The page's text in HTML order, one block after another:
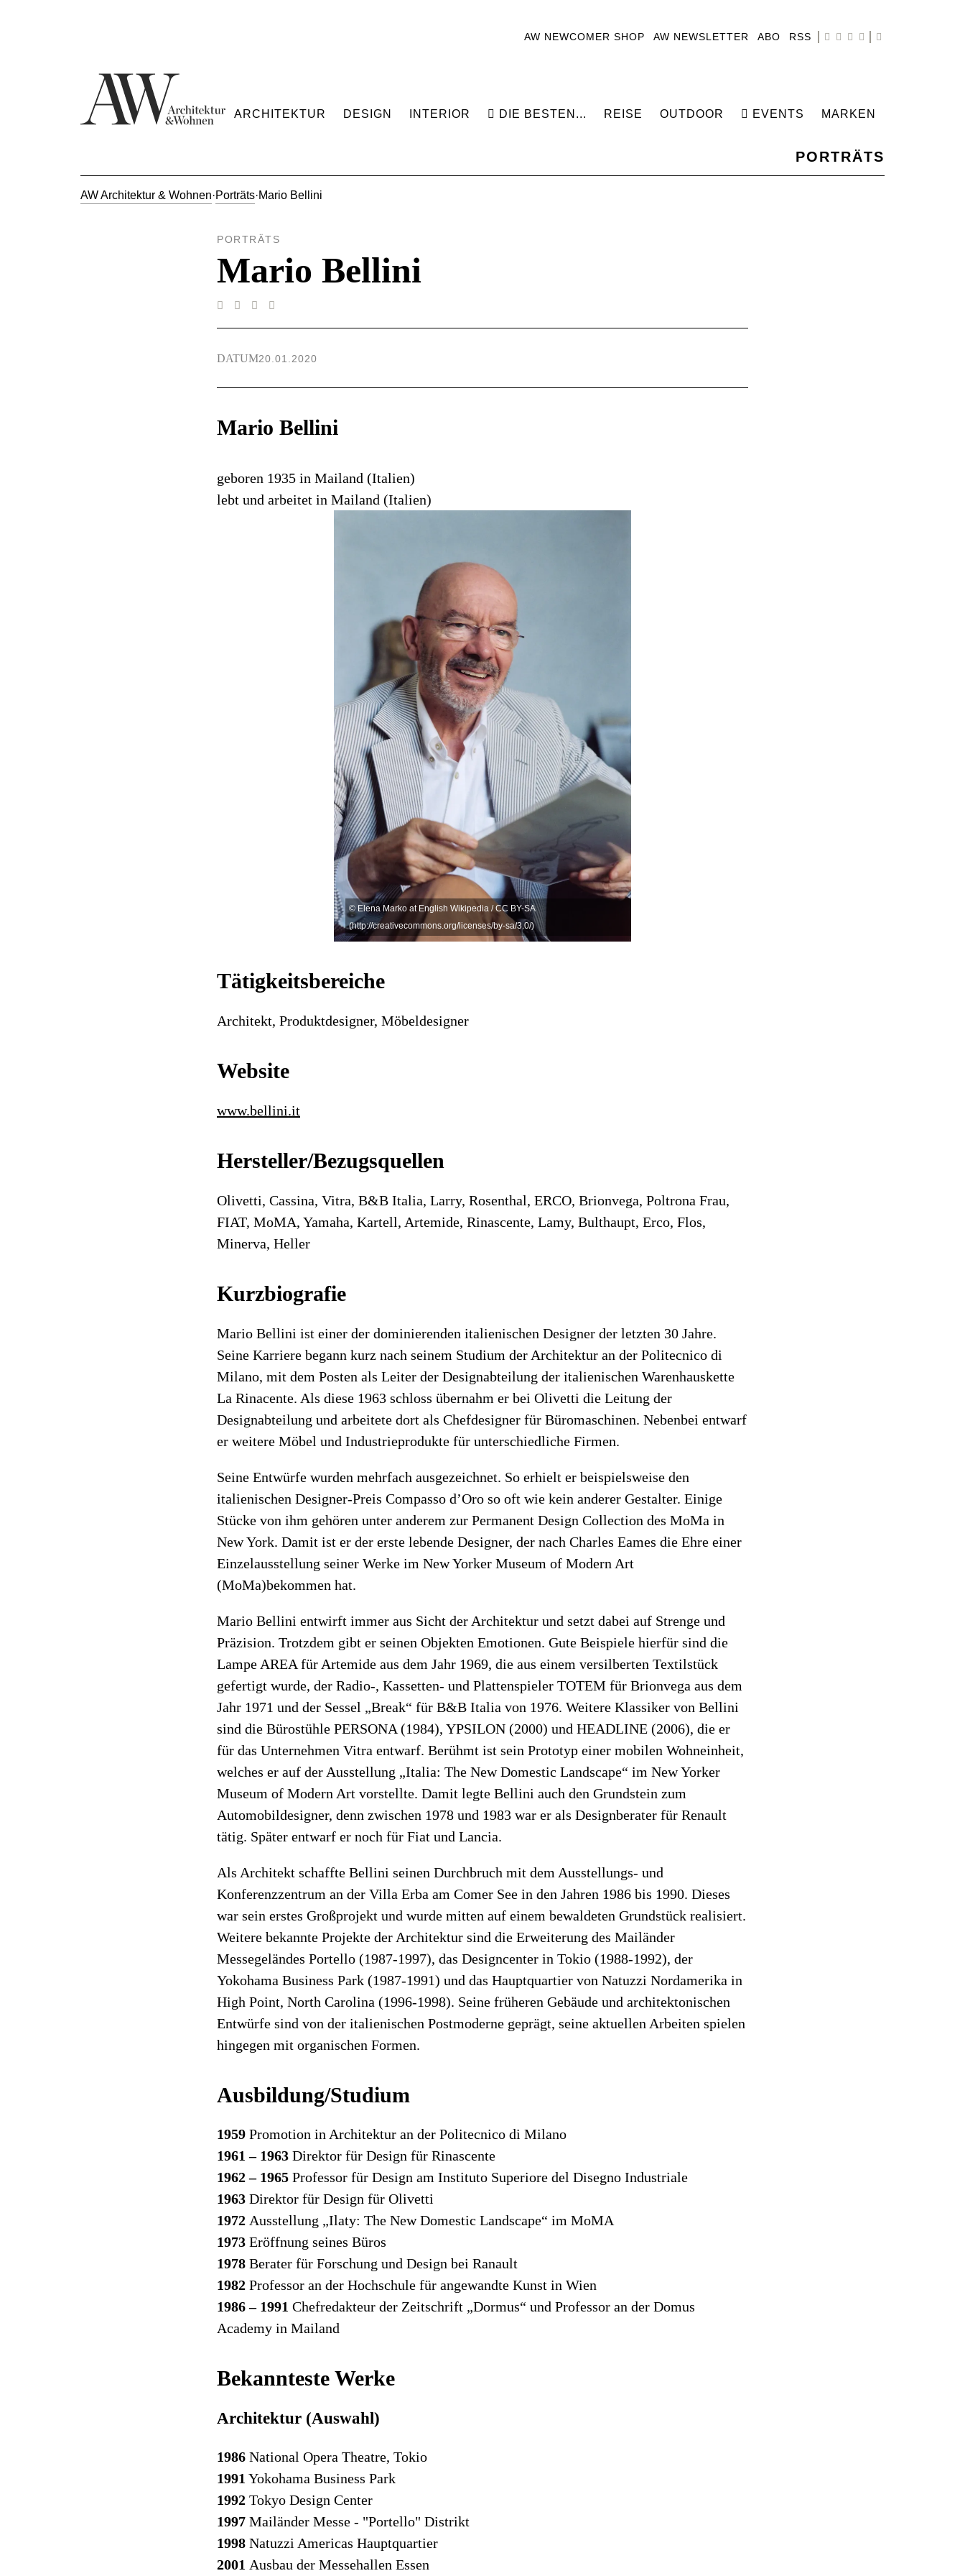
AW NEWCOMER SHOP AW NEWSLETTER ABO RSS
ARCHITEKTUR DESIGN INTERIOR DIE BESTEN... REISE OUTDOOR EVENTS MARKEN
PORTRÄTS
AW Architektur & Wohnen·Porträts·Mario Bellini
PORTRÄTS
Mario Bellini
DATUM20.01.2020
Mario Bellini
© Elena Marko at English Wikipedia / CC BY-SA
(http://creativecommons.org/licenses/by-sa/3.0/)
geboren 1935 in Mailand (Italien)
lebt und arbeitet in Mailand (Italien)
Tätigkeitsbereiche
Architekt, Produktdesigner, Möbeldesigner
Website
www.bellini.it
Hersteller/Bezugsquellen
Olivetti, Cassina, Vitra, B&B Italia, Larry, Rosenthal, ERCO, Brionvega, Poltrona Frau,
FIAT, MoMA, Yamaha, Kartell, Artemide, Rinascente, Lamy, Bulthaupt, Erco, Flos,
Minerva, Heller
Kurzbiografie
Mario Bellini ist einer der dominierenden italienischen Designer der letzten 30 Jahre.
Seine Karriere begann kurz nach seinem Studium der Architektur an der Politecnico di
Milano, mit dem Posten als Leiter der Designabteilung der italienischen Warenhauskette
La Rinacente. Als diese 1963 schloss übernahm er bei Olivetti die Leitung der
Designabteilung und arbeitete dort als Chefdesigner für Büromaschinen. Nebenbei entwarf
er weitere Möbel und Industrieprodukte für unterschiedliche Firmen.
Seine Entwürfe wurden mehrfach ausgezeichnet. So erhielt er beispielsweise den
italienischen Designer-Preis Compasso d’Oro so oft wie kein anderer Gestalter. Einige
Stücke von ihm gehören unter anderem zur Permanent Design Collection des MoMa in
New York. Damit ist er der erste lebende Designer, der nach Charles Eames die Ehre einer
Einzelausstellung seiner Werke im New Yorker Museum of Modern Art
(MoMa)bekommen hat.
Mario Bellini entwirft immer aus Sicht der Architektur und setzt dabei auf Strenge und
Präzision. Trotzdem gibt er seinen Objekten Emotionen. Gute Beispiele hierfür sind die
Lampe AREA für Artemide aus dem Jahr 1969, die aus einem versilberten Textilstück
gefertigt wurde, der Radio-, Kassetten- und Plattenspieler TOTEM für Brionvega aus dem
Jahr 1971 und der Sessel „Break“ für B&B Italia von 1976. Weitere Klassiker von Bellini
sind die Bürostühle PERSONA (1984), YPSILON (2000) und HEADLINE (2006), die er
für das Unternehmen Vitra entwarf. Berühmt ist sein Prototyp einer mobilen Wohneinheit,
welches er auf der Ausstellung „Italia: The New Domestic Landscape“ im New Yorker
Museum of Modern Art vorstellte. Damit legte Bellini auch den Grundstein zum
Automobildesigner, denn zwischen 1978 und 1983 war er als Designberater für Renault
tätig. Später entwarf er noch für Fiat und Lancia.
Als Architekt schaffte Bellini seinen Durchbruch mit dem Ausstellungs- und
Konferenzzentrum an der Villa Erba am Comer See in den Jahren 1986 bis 1990. Dieses
war sein erstes Großprojekt und wurde mitten auf einem bewaldeten Grundstück realisiert.
Weitere bekannte Projekte der Architektur sind die Erweiterung des Mailänder
Messegeländes Portello (1987-1997), das Designcenter in Tokio (1988-1992), der
Yokohama Business Park (1987-1991) und das Hauptquartier von Natuzzi Nordamerika in
High Point, North Carolina (1996-1998). Seine früheren Gebäude und architektonischen
Entwürfe sind von der italienischen Postmoderne geprägt, seine aktuellen Arbeiten spielen
hingegen mit organischen Formen.
Ausbildung/Studium
1959 Promotion in Architektur an der Politecnico di Milano
1961 – 1963 Direktor für Design für Rinascente
1962 – 1965 Professor für Design am Instituto Superiore del Disegno Industriale
1963 Direktor für Design für Olivetti
1972 Ausstellung „Ilaty: The New Domestic Landscape“ im MoMA
1973 Eröffnung seines Büros
1978 Berater für Forschung und Design bei Ranault
1982 Professor an der Hochschule für angewandte Kunst in Wien
1986 – 1991 Chefredakteur der Zeitschrift „Dormus“ und Professor an der Domus
Academy in Mailand
Bekannteste Werke
Architektur (Auswahl)
1986 National Opera Theatre, Tokio
1991 Yokohama Business Park
1992 Tokyo Design Center
1997 Mailänder Messe - "Portello" Distrikt
1998 Natuzzi Americas Hauptquartier
2001 Ausbau der Messehallen Essen